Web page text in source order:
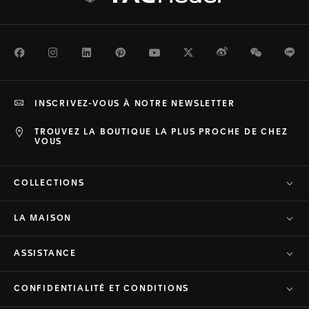
FacebookInstagramLinkedInPinterestYoutubeTwitterWeiboWeChat
TROUVEZ LA BOUTIQUE LA PLUS PROCHE DE CHEZ
VOUS
INSCRIVEZ-VOUS À NOTRE NEWSLETTER
COLLECTIONS
LA MAISON
ASSISTANCE
CONFIDENTIALITÉ ET CONDITIONS